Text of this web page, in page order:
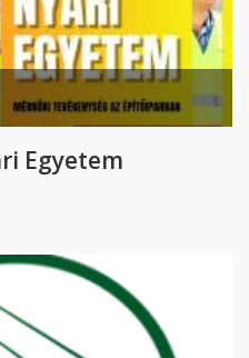
Egyetem